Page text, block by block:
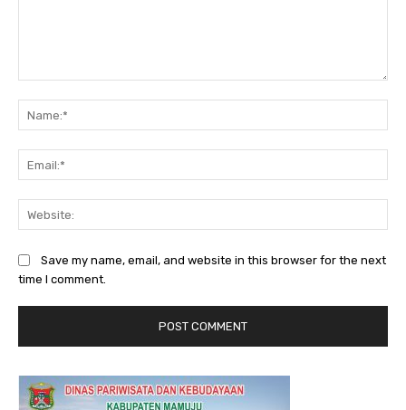
Save my name, email, and website in this browser for the next
time I comment.